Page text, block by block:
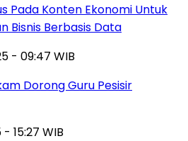
Pada Konten Ekonomi Untuk
Bisnis Berbasis Data
- 09:47 WIB
Dorong Guru Pesisir
15:27 WIB